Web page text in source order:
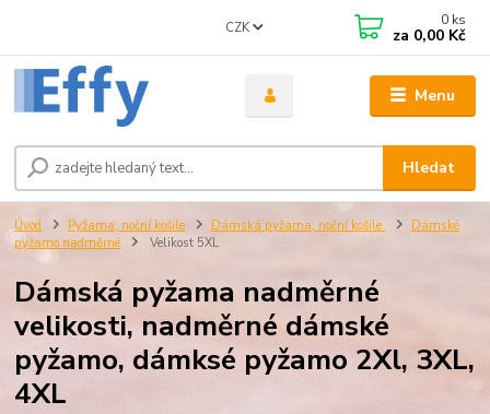
Menu
CZK
Hledat
0 ks
za 0,00 Kč
Úvod Pyžama, noční košile Dámská pyžama, noční košile
Dámské
pyžamo nadměrné
Velikost 5XL
Dámská pyžama nadměrné
velikosti, nadměrné dámské
pyžamo, dámksé pyžamo 2Xl, 3XL,
4XL